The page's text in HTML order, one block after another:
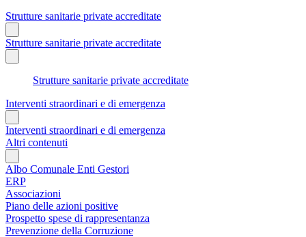
Strutture sanitarie private accreditate
Strutture sanitarie private accreditate
Strutture sanitarie private accreditate
Interventi straordinari e di emergenza
Interventi straordinari e di emergenza
Altri contenuti
Albo Comunale Enti Gestori
ERP
Associazioni
Piano delle azioni positive
Prospetto spese di rappresentanza
Prevenzione della Corruzione